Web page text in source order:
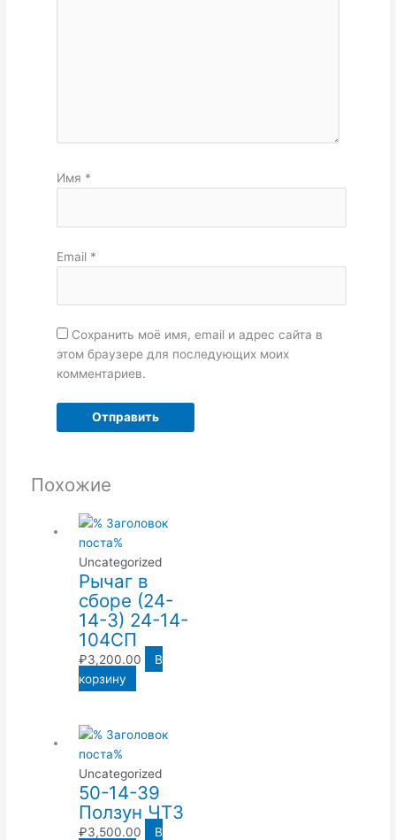
Имя *
Email *
Сохранить моё имя, email и адрес сайта в
этом браузере для последующих моих
комментариев.
Похожие
Uncategorized
Рычаг в
сборе (24-
14-3) 24-14-
104СП
₽3,200.00
В
корзину
Uncategorized
50-14-39
Ползун ЧТЗ
₽3,500.00
В